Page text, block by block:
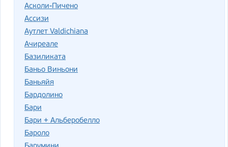
Асколи-Пичено
Ассизи
Аутлет Valdichiana
Ачиреале
Базиликата
Баньо Виньони
Баньяйя
Бардолино
Бари
Бари + Альберобелло
Бароло